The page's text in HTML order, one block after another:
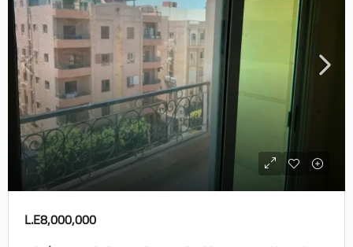
L.E8,000,000